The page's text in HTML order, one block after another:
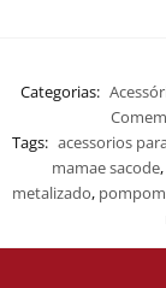
Categorias:
Tags: acessorios
mamae sacode,
metalizado,